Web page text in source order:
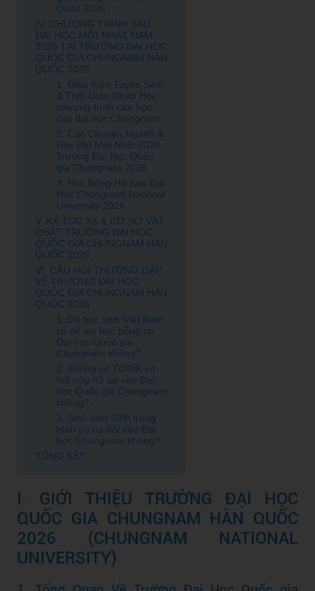
Quốc 2026
IV. CHƯƠNG TRÌNH SAU
ĐẠI HỌC MỚI NHẤT NĂM
2026 TẠI TRƯỜNG ĐẠI HỌC
QUỐC GIA CHUNGNAM HÀN
QUỐC 2026
1. Điều Kiện Tuyển Sinh
& Thời Gian Nhập Học
chương trình cao học
của đại học Chungnam
2. Các Chuyên Ngành &
Học Phí Mới Nhất 2026
Trường Đại Học Quốc
gia Chungnam 2026
3. Học Bổng Hệ Sau Đại
Học Chungnam National
University 2026
V. KÝ TÚC XÁ & CƠ SỞ VẬT
CHẤT TRƯỜNG ĐẠI HỌC
QUỐC GIA CHUNGNAM HÀN
QUỐC 2026
VI. CÂU HỎI THƯỜNG GẶP
VỀ TRƯỜNG ĐẠI HỌC
QUỐC GIA CHUNGNAM HÀN
QUỐC 2026
1. Du học sinh Việt Nam
có dễ xin học bổng tại
Đại học Quốc gia
Chungnam không?
2. Không có TOPIK có
thể nộp hồ sơ vào Đại
học Quốc gia Chungnam
không?
3. Sinh viên GPA trung
bình có cơ hội vào Đại
học Chungnam không?
TỔNG KẾT
I. GIỚI THIỆU TRƯỜNG ĐẠI HỌC
QUỐC GIA CHUNGNAM HÀN QUỐC
2026 (CHUNGNAM NATIONAL
UNIVERSITY)